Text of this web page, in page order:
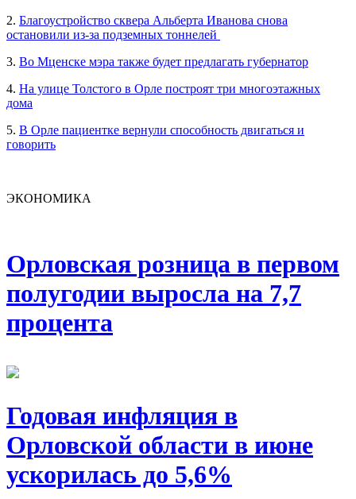
2. Благоустройство сквера Альберта Иванова снова
остановили из-за подземных тоннелей
3. Во Мценске мэра также будет предлагать губернатор
4. На улице Толстого в Орле построят три многоэтажных
дома
5. В Орле пациентке вернули способность двигаться и
говорить
ЭКОНОМИКА
Орловская розница в первом
полугодии выросла на 7,7
процента
Годовая инфляция в
Орловской области в июне
ускорилась до 5,6%